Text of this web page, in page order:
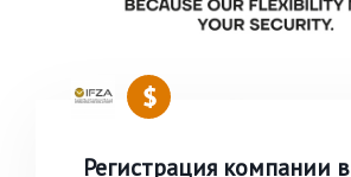
Регистрация компании в